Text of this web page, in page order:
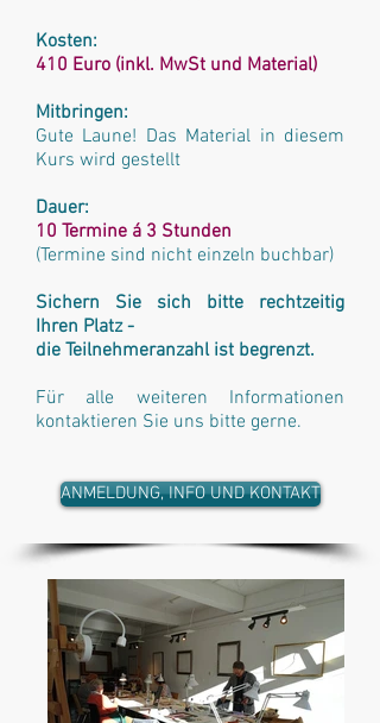
Kosten:
410 Euro (inkl. MwSt und Material)
Mitbringen:
Gute Laune! Das Material in diesem
Kurs wird gestellt
Dauer:
10 Termine á 3 Stunden
(Termine sind nicht einzeln buchbar)
Sichern Sie sich bitte rechtzeitig
Ihren Platz -
die Teilnehmeranzahl ist begrenzt.
Für alle weiteren Informationen
kontaktieren Sie uns bitte gerne.
ANMELDUNG, INFO UND KONTAKT